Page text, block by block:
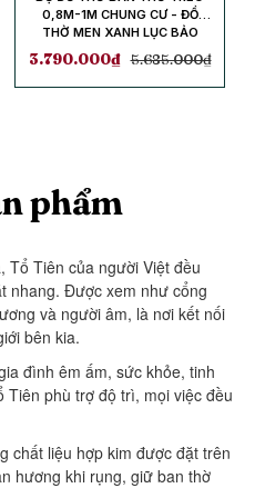
0,8M-1M CHUNG CƯ - ĐỒ
THỜ MEN XANH LỤC BẢO
3.790.000₫ 5.685.000₫
phẩm
Tổ Tiên của người Việt đều
nhang. Được xem như cổng
và người âm, là nơi kết nối
bên kia.
đình êm ấm, sức khỏe, tinh
phù trợ độ trì, mọi việc đều
chất liệu hợp kim được đặt trên
hương khi rụng, giữ ban thờ